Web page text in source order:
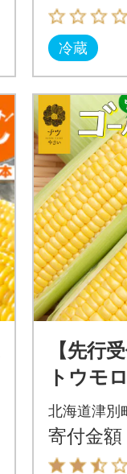
冷蔵
【先行
トウモ
ドラッ
北海道
北海道津別
寄付金額